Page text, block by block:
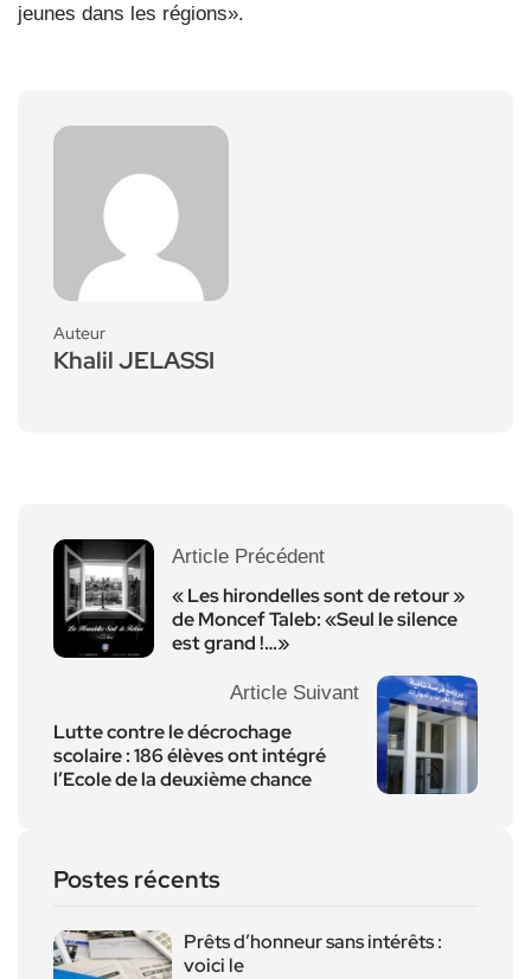
jeunes dans les régions».
Auteur
Khalil JELASSI
Article Précédent
« Les hirondelles sont de retour »
de Moncef Taleb: «Seul le silence
est grand !…»
Article Suivant
Lutte contre le décrochage
scolaire : 186 élèves ont intégré
l’Ecole de la deuxième chance
Postes récents
Prêts d’honneur sans intérêts :
voici le